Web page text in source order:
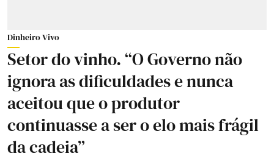
Dinheiro Vivo
Setor do vinho. “O Governo não
ignora as dificuldades e nunca
aceitou que o produtor
continuasse a ser o elo mais frágil
da cadeia”